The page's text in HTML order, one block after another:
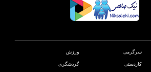
سرگرمی ورزش
کاردستی گردشگری